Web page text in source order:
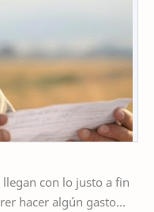
con lo justo a fin
hacer algún gasto